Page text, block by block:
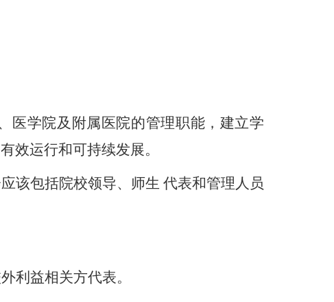
医学院及附属医院的管理职能，建立学
效运行和可持续发展。
该包括院校领导、师生 代表和管理人员
利益相关方代表。